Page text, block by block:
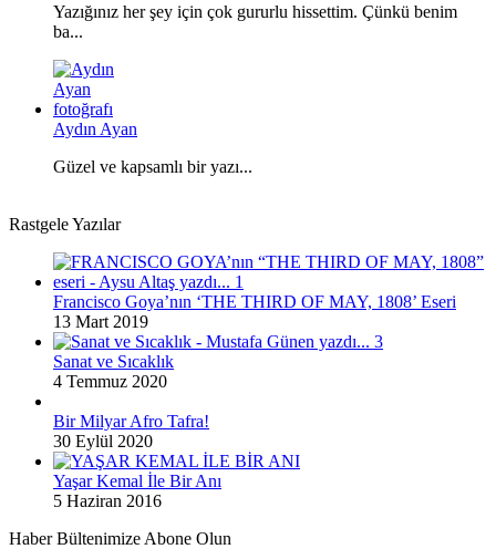
Yazığınız her şey için çok gururlu hissettim. Çünkü benim
ba...
Aydın Ayan
Güzel ve kapsamlı bir yazı...
Rastgele Yazılar
Francisco Goya’nın ‘THE THIRD OF MAY, 1808’ Eseri
13 Mart 2019
Sanat ve Sıcaklık
4 Temmuz 2020
Bir Milyar Afro Tafra!
30 Eylül 2020
Yaşar Kemal İle Bir Anı
5 Haziran 2016
Haber Bültenimize Abone Olun